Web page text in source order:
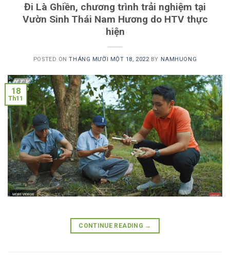
Đi Là Ghiền, chương trình trải nghiệm tại
Vườn Sinh Thái Nam Hương do HTV thực
hiện
POSTED ONTHÁNG MƯỜI MỘT 18, 2022BY NAMHUONG
18
Th11
CONTINUE READING →